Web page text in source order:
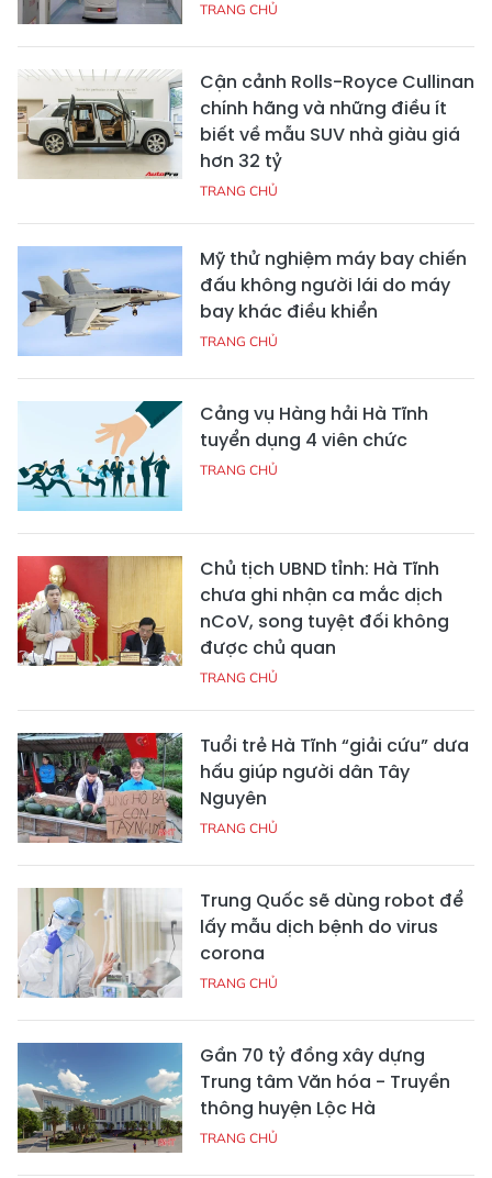
TRANG CHỦ
Cận cảnh Rolls-Royce Cullinan
chính hãng và những điều ít
biết về mẫu SUV nhà giàu giá
hơn 32 tỷ
TRANG CHỦ
Mỹ thử nghiệm máy bay chiến
đấu không người lái do máy
bay khác điều khiển
TRANG CHỦ
Cảng vụ Hàng hải Hà Tĩnh
tuyển dụng 4 viên chức
TRANG CHỦ
Chủ tịch UBND tỉnh: Hà Tĩnh
chưa ghi nhận ca mắc dịch
nCoV, song tuyệt đối không
được chủ quan
TRANG CHỦ
Tuổi trẻ Hà Tĩnh “giải cứu” dưa
hấu giúp người dân Tây
Nguyên
TRANG CHỦ
Trung Quốc sẽ dùng robot để
lấy mẫu dịch bệnh do virus
corona
TRANG CHỦ
Gần 70 tỷ đồng xây dựng
Trung tâm Văn hóa - Truyền
thông huyện Lộc Hà
TRANG CHỦ